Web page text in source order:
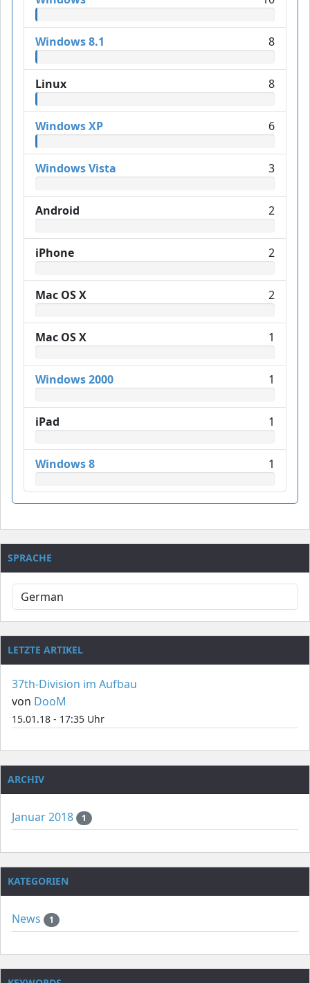
Windows 8.1 8
Linux 8
Windows XP 6
Windows Vista 3
Android 2
iPhone 2
Mac OS X 2
Mac OS X 1
Windows 2000 1
iPad 1
Windows 8 1
SPRACHE
LETZTE ARTIKEL
37th-Division im Aufbau
von DooM
15.01.18 - 17:35 Uhr
ARCHIV
Januar 2018 1
KATEGORIEN
News 1